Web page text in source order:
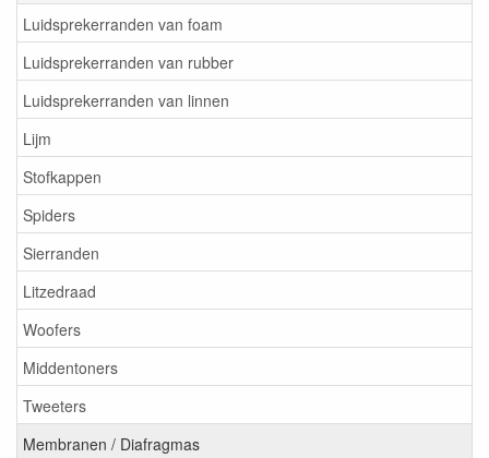
Luidsprekerranden van foam
Luidsprekerranden van rubber
Luidsprekerranden van linnen
Lijm
Stofkappen
Spiders
Sierranden
Litzedraad
Woofers
Middentoners
Tweeters
Membranen / Diafragmas